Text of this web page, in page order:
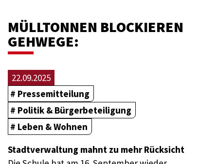
MÜLLTONNEN BLOCKIEREN
GEHWEGE:
22.09.2025
Pressemitteilung
Politik & Bürgerbeteiligung
Leben & Wohnen
Stadtverwaltung mahnt zu mehr Rücksicht